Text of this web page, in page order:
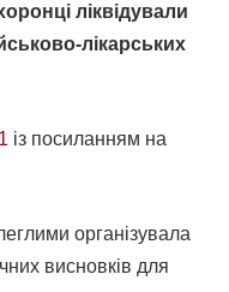
ліквідували
лікарських
із посиланням на
організувала
висновків для